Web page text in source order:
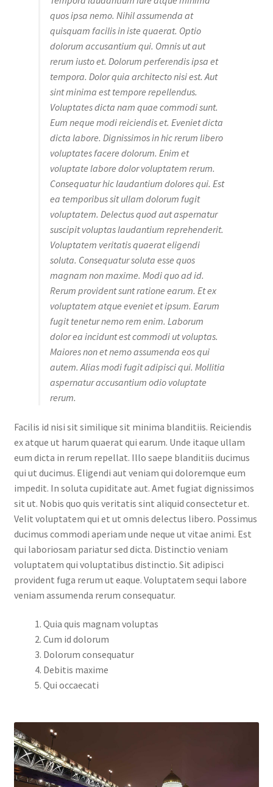
quos ipsa nemo. Nihil assumenda at
quisquam facilis in iste quaerat. Optio
dolorum accusantium qui. Omnis ut aut
rerum iusto et. Dolorum perferendis ipsa et
tempora. Dolor quia architecto nisi est. Aut
sint minima est tempore repellendus.
Voluptates dicta nam quae commodi sunt.
Eum neque modi reiciendis et. Eveniet dicta
dicta labore. Dignissimos in hic rerum libero
voluptates facere dolorum. Enim et
voluptate labore dolor voluptatem rerum.
Consequatur hic laudantium dolores qui. Est
ea temporibus sit ullam dolorum fugit
voluptatem. Delectus quod aut aspernatur
suscipit voluptas laudantium reprehenderit.
Voluptatem veritatis quaerat eligendi
soluta. Consequatur soluta esse quos
magnam non maxime. Modi quo ad id.
Rerum provident sunt ratione earum. Et ex
voluptatem atque eveniet et ipsum. Earum
fugit tenetur nemo rem enim. Laborum
dolor ea incidunt est commodi ut voluptas.
Maiores non et nemo assumenda eos qui
autem. Alias modi fugit adipisci qui. Mollitia
aspernatur accusantium odio voluptate
rerum.
Facilis id nisi sit similique sit minima blanditiis. Reiciendis
ex atque ut harum quaerat qui earum. Unde itaque ullam
eum dicta in rerum repellat. Illo saepe blanditiis ducimus
qui ut ducimus. Eligendi aut veniam qui doloremque eum
impedit. In soluta cupiditate aut. Amet fugiat dignissimos
sit ut. Nobis quo quis veritatis sint aliquid consectetur et.
Velit voluptatem qui et ut omnis delectus libero. Possimus
ducimus commodi aperiam unde neque ut vitae animi. Est
qui laboriosam pariatur sed dicta. Distinctio veniam
voluptatem qui voluptatibus distinctio. Sit adipisci
provident fuga rerum ut eaque. Voluptatem sequi labore
veniam assumenda rerum consequatur.
Quia quis magnam voluptas
Cum id dolorum
Dolorum consequatur
Debitis maxime
Qui occaecati